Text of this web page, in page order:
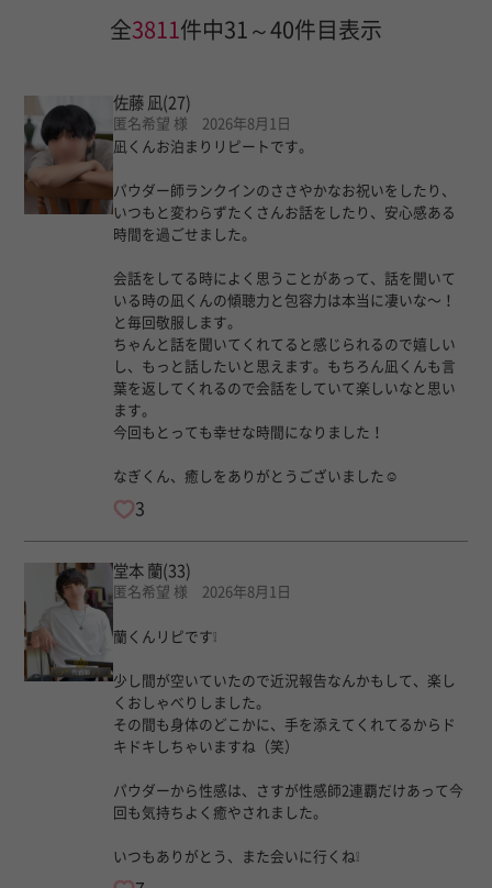
全3811 件中31～40件目表示
佐藤 凪 (27)
匿名希望 様 2026年8月1日
凪くんお泊まりリピートです。
パウダー師ランクインのささやかなお祝いをしたり、
いつもと変わらずたくさんお話をしたり、安心感ある
時間を過ごせました。
会話をしてる時によく思うことがあって、話を聞いて
いる時の凪くんの傾聴力と包容力は本当に凄いな〜！
と毎回敬服します。
ちゃんと話を聞いてくれてると感じられるので嬉しい
し、もっと話したいと思えます。もちろん凪くんも言
葉を返してくれるので会話をしていて楽しいなと思い
ます。
今回もとっても幸せな時間になりました！
なぎくん、癒しをありがとうございました☺︎
3
堂本 蘭(33)
匿名希望 様 2026年8月1日
蘭くんリピです❕️
少し間が空いていたので近況報告なんかもして、楽し
くおしゃべりしました。
その間も身体のどこかに、手を添えてくれてるからド
キドキしちゃいますね（笑）
パウダーから性感は、さすが性感師2連覇だけあって今
回も気持ちよく癒やされました。
いつもありがとう、また会いに行くね❕️